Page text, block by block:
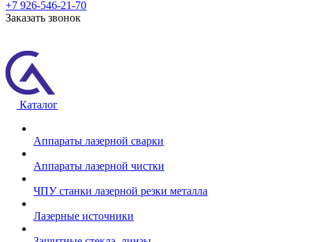
+7 926-546-21-70
Заказать звонок
Каталог
Аппараты лазерной сварки
Аппараты лазерной чистки
ЧПУ станки лазерной резки металла
Лазерные источники